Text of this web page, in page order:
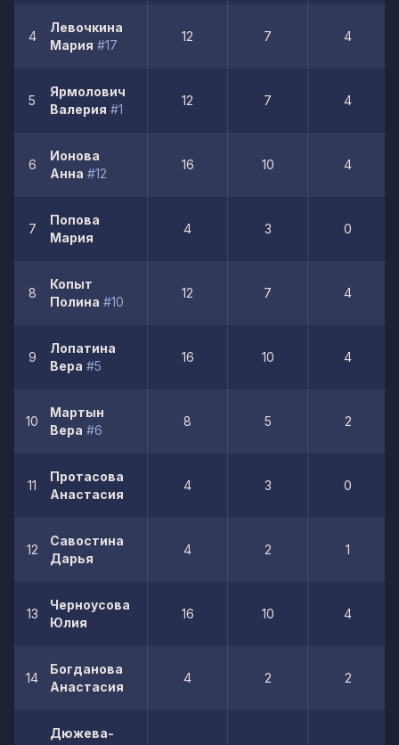
4
Левочкина
Мария #17
12 7 4
5
Ярмолович
Валерия #1
12 7 4
6
Ионова
Анна #12
16 10 4
7
Попова
Мария
4 3 0
8
Копыт
Полина #10
12 7 4
9
Лопатина
Вера #5
16 10 4
10
Мартын
Вера #6
8 5 2
11
Протасова
Анастасия
4 3 0
12
Савостина
Дарья
4 2 1
13
Черноусова
Юлия
16 10 4
14
Богданова
Анастасия
4 2 2
Дюжева-